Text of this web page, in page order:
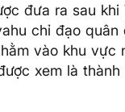
đưa ra sau khi
chỉ đạo
vào khu vực
xem là